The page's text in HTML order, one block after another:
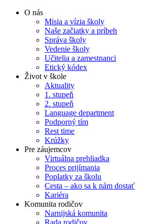
O nás
Misia a vízia školy
Naše začiatky a príbeh
Správa školy
Vedenie školy
Učitelia a zamestnanci
Etický kódex
Život v škole
Aktuality
1. stupeň
2. stupeň
Language department
Podporný tím
Rest time
Krúžky
Pre záujemcov
Virtuálna prehliadka
Proces prijímania
Poplatky za školu
Cesta – ako sa k nám dostať
Kariéra
Komunita rodičov
Narnijská komunita
Rada rodičov